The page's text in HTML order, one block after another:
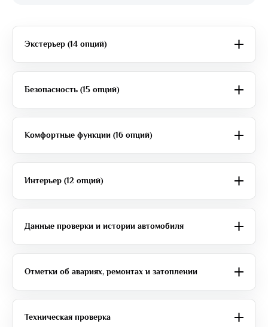
Экстерьер (14 опций)
Безопасность (15 опций)
Комфортные функции (16 опций)
Интерьер (12 опций)
Данные проверки и истории автомобиля
Отметки об авариях, ремонтах и затоплении
Техническая проверка